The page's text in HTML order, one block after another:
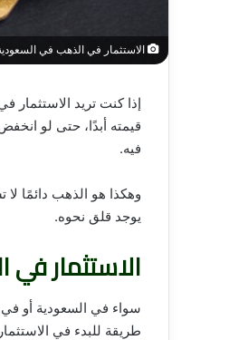
الاستثمار في الذهب في
إذا كنت تريد
قيمته أبدًا، حتى لو
فيه.
وهكذا هو الذهب دائمًا
يوجد قلق نحوه.
الاستثمار
سواء في السعودية أو
طريقة للبدء في